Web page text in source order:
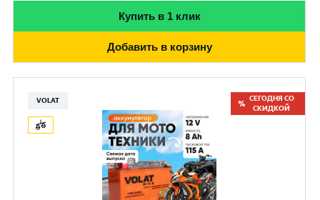
Купить в 1 клик
Добавить в корзину
VOLAT
СЕГОДНЯ СО
СКИДКОЙ